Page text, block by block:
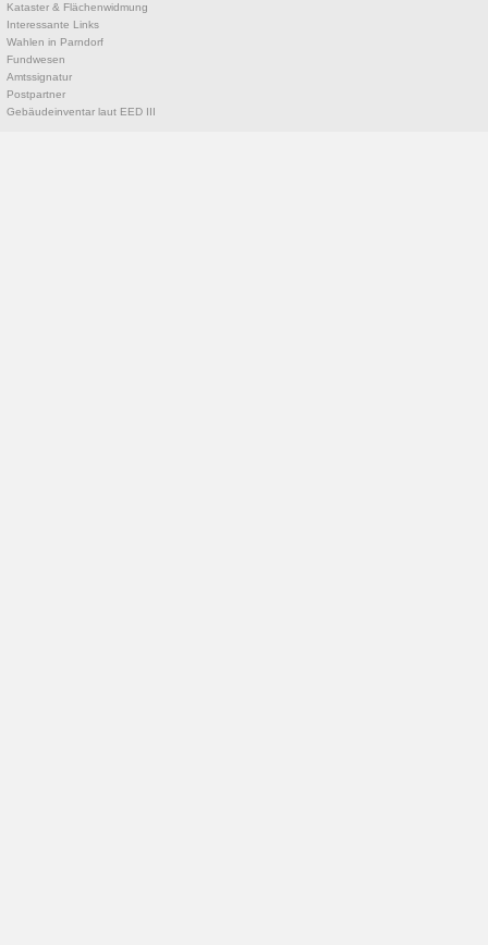
Kataster & Flächenwidmung
Interessante Links
Wahlen in Parndorf
Fundwesen
Amtssignatur
Postpartner
Gebäudeinventar laut EED III